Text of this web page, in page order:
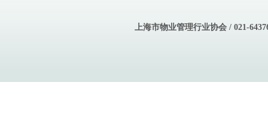
上海市物业管理行业协会 / 021-